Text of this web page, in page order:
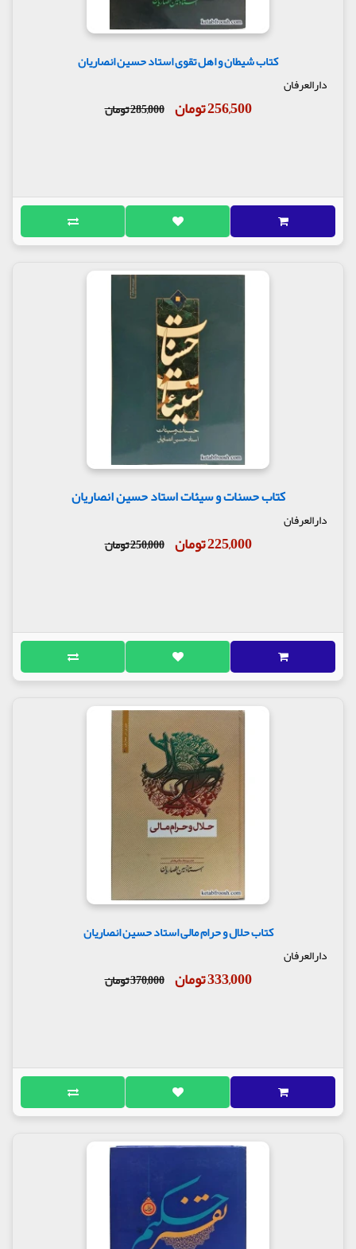
کتاب شیطان و اهل تقوی استاد حسین انصاریان
دارالعرفان
256,500 تومان 285,000 تومان
کتاب حسنات و سیئات استاد حسین انصاریان
دارالعرفان
225,000 تومان 250,000 تومان
کتاب حلال و حرام مالی استاد حسین انصاریان
دارالعرفان
333,000 تومان 370,000 تومان